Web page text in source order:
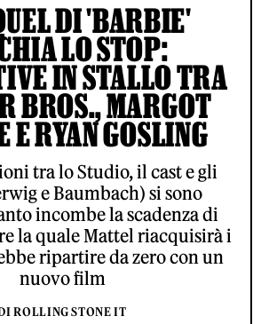
DI 'BARBIE'
LO STOP:
IN STALLO TRA
BROS., MARGOT
E RYAN GOSLING
tra lo Studio, il cast e gli
e Baumbach) si sono
incombe la scadenza di
la quale Mattel riacquisirà i
ripartire da zero con un
nuovo film
ROLLING STONE IT